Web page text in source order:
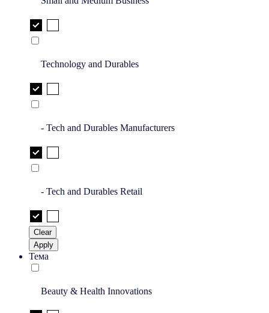
Technology and Durables
- Tech and Durables Manufacturers
- Tech and Durables Retail
Clear
Apply
Тема
Beauty & Health Innovations